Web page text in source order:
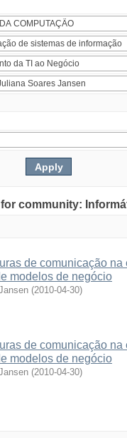
community:
de comunicação
modelos de negócio
(2010-04-30)
de comunicação
modelos de negócio
(2010-04-30)